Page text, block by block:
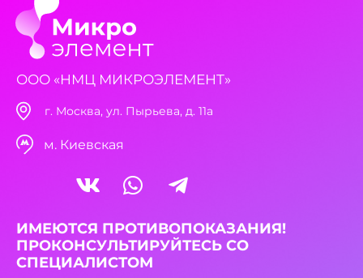
ООО «НМЦ МИКРОЭЛЕМЕНТ»
г. Москва, ул. Пырьева, д. 11а
м. Киевская
ИМЕЮТСЯ ПРОТИВОПОКАЗАНИЯ!
ПРОКОНСУЛЬТИРУЙТЕСЬ СО
СПЕЦИАЛИСТОМ